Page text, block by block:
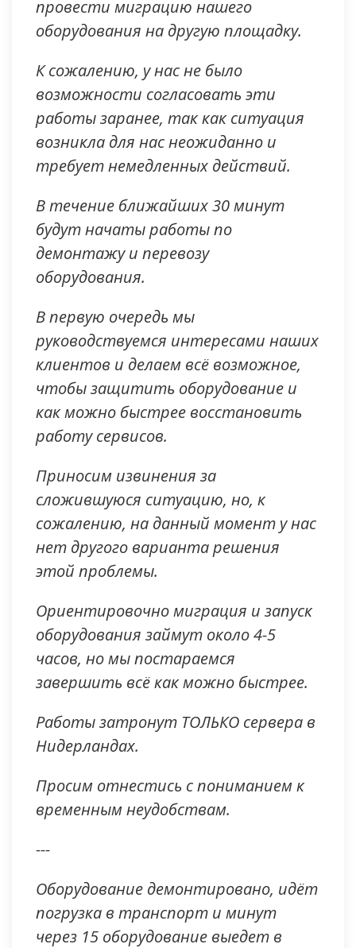
провести миграцию нашего
оборудования на другую площадку.
К сожалению, у нас не было
возможности согласовать эти
работы заранее, так как ситуация
возникла для нас неожиданно и
требует немедленных действий.
В течение ближайших 30 минут
будут начаты работы по
демонтажу и перевозу
оборудования.
В первую очередь мы
руководствуемся интересами наших
клиентов и делаем всё возможное,
чтобы защитить оборудование и
как можно быстрее восстановить
работу сервисов.
Приносим извинения за
сложившуюся ситуацию, но, к
сожалению, на данный момент у нас
нет другого варианта решения
этой проблемы.
Ориентировочно миграция и запуск
оборудования займут около 4-5
часов, но мы постараемся
завершить всё как можно быстрее.
Работы затронут ТОЛЬКО сервера в
Нидерландах.
Просим отнестись с пониманием к
временным неудобствам.
---
Оборудование демонтировано, идёт
погрузка в транспорт и минут
через 15 оборудование выедет в